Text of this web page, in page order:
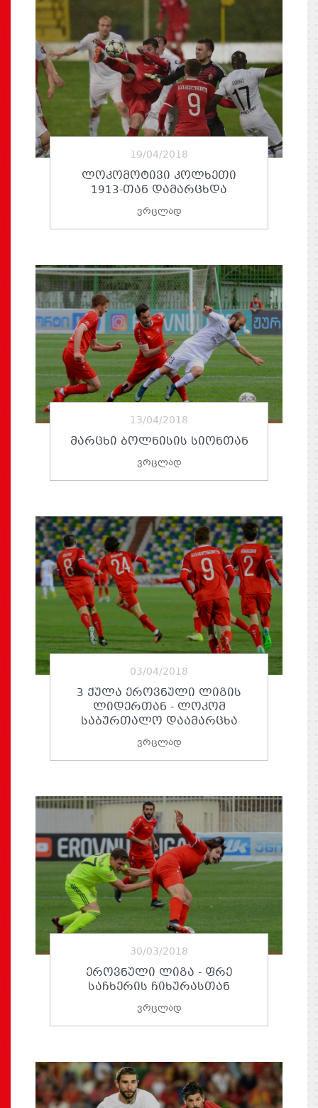
19/04/2018
ᲚᲝᲙᲝᲛᲝᲢᲘᲕᲘ ᲙᲝᲚᲮᲔᲗᲘ
1913-ᲗᲐᲜ ᲓᲐᲛᲐᲠᲪᲮᲓᲐ
ვრცლად
13/04/2018
ᲛᲐᲠᲪᲮᲘ ᲑᲝᲚᲜᲘᲡᲘᲡ ᲡᲘᲝᲜᲗᲐᲜ
ვრცლად
03/04/2018
3 ᲥᲣᲚᲐ ᲔᲠᲝᲕᲜᲣᲚᲘ ᲚᲘᲒᲘᲡ
ᲚᲘᲓᲔᲠᲗᲐᲜ - ᲚᲝᲙᲝᲛ
ᲡᲐᲑᲣᲠᲗᲐᲚᲝ ᲓᲐᲐᲛᲐᲠᲪᲮᲐ
ვრცლად
30/03/2018
ᲔᲠᲝᲕᲜᲣᲚᲘ ᲚᲘᲒᲐ - ᲤᲠᲔ
ᲡᲐᲩᲮᲔᲠᲘᲡ ᲩᲘᲮᲣᲠᲐᲡᲗᲐᲜ
ვრცლად